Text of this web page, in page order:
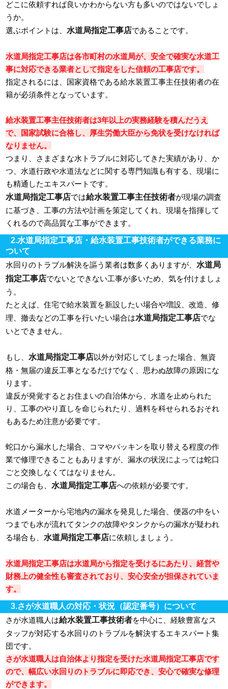
どこに依頼すれば良いかわからない方も多いのではないでしょ
うか。
選ぶポイントは、 水道局指定工事店であることです。
水道局指定工事店は各市町村の水道局が、安全で確実な水道工
事に対応できる業者として指定をした信頼の工事店です。
指定されるには、国家資格である給水装置工事主任技術者の在
籍が必須条件となっています。
給水装置工事主任技術者は3年以上の実務経験を積んだうえ
で、国家試験に合格し、厚生労働大臣から免状を受けなければ
なりません。
つまり、さまざまな水トラブルに対応してきた実績があり、か
つ、水道行政や水道法などに関する専門知識も有する、現場に
も精通したエキスパートです。
水道局指定工事店では給水装置工事主任技術者が現場の調査
に基づき、工事の方法や計画を策定してくれ、現場を指揮して
くれるので高品質な工事ができます。
2.水道局指定工事店・給水装置工事技術者ができる業務に
ついて
水回りのトラブル解決を謳う業者は数多くありますが、 水道局
指定工事店でないとできない工事が多いため、気を付けましょ
う。
たとえば、住宅で給水装置を新設したい場合や増設、改造、修
理、撤去などの工事を行いたい場合は水道局指定工事店でな
いとできません。
もし、 水道局指定工事店以外が対応してしまった場合、無資
格・無届の違反工事となるだけでなく、思わぬ故障の原因にな
ります。
違反が発覚するとお住まいの自治体から、水道を止められた
り、工事のやり直しを命じられたり、過料を科せられるおそれ
もあるため注意が必要です。
蛇口から漏水した場合、コマやパッキンを取り替える程度の作
業で修理できることもありますが、漏水の状況によっては蛇口
ごと交換しなくてはなりません。
この場合も、 水道局指定工事店への依頼が必要です。
水道メーターから宅地内の漏水を発見した場合、便器の中をい
つまでも水が流れてタンクの故障やタンクからの漏水が疑われ
る場合も、 水道局指定工事店に依頼しましょう。
水道局指定工事店は水道局から指定を受けるにあたり、経営や
財務上の健全性も審査されており、安心安全が担保されていま
す。
3.さが水道職人の対応・状況（認定番号）について
さが水道職人は給水装置工事技術者を中心に、経験豊富なス
タッフが対応する水回りのトラブルを解決するエキスパート集
団です。
さが水道職人は自治体より指定を受けた水道局指定工事店です
ので、幅広い水回りのトラブルに即応でき、安心で確実な修理
ができます。